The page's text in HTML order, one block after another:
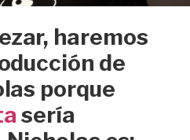
haremos
de
porque
sería